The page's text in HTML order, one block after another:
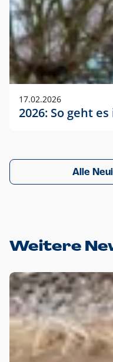
17.02.2026
2026: So geht
Alle
Weitere